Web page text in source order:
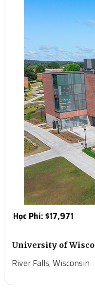
Học Phí: $17,971
University of
River Falls, Wisconsin